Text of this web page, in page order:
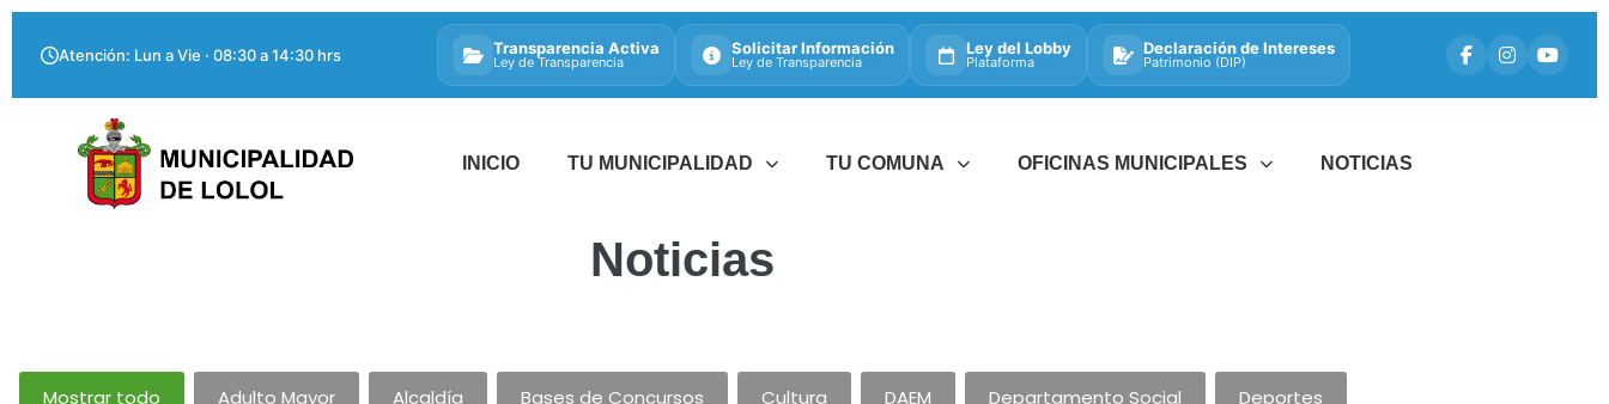
Atención: Lun a Vie · 08:30 a 14:30 hrs Transparencia Activa
Ley de Transparencia
Solicitar Información
Ley de Transparencia
Ley del Lobby
Plataforma
Declaración de Intereses
Patrimonio (DIP)
INICIO TU MUNICIPALIDAD TU COMUNA OFICINAS MUNICIPALES NOTICIAS
Noticias
Mostrar todo Adulto Mayor Alcaldía Bases de Concursos Cultura DAEM Departamento Social Deportes